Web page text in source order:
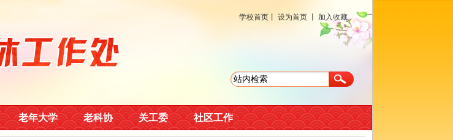
学校首页 设为首页 加入收藏
老年大学 老科协 关工委 社区工作